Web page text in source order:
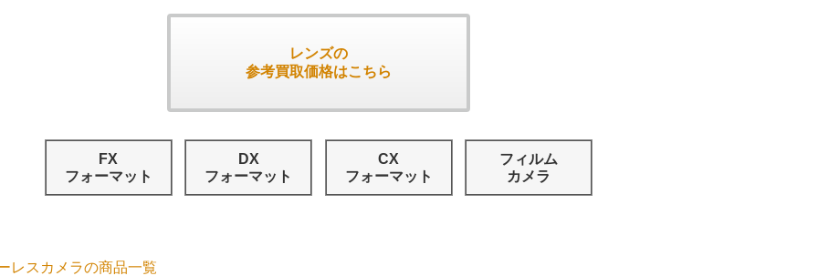
レンズの
参考買取価格はこちら
FX
フォーマット
DX
フォーマット
CX
フォーマット
フィルム
カメラ
レスカメラの商品一覧